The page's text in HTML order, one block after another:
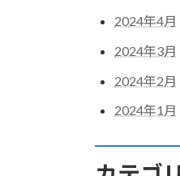
2024年4月
2024年3月
2024年2月
2024年1月